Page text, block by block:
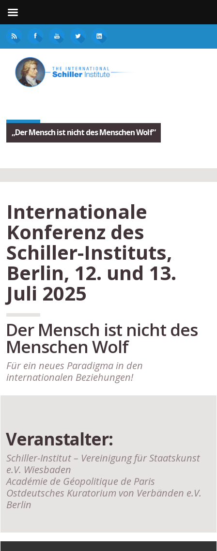
„Der Mensch ist nicht des Menschen Wolf“
Internationale
Konferenz des
Schiller-Instituts,
Berlin, 12. und 13.
Juli 2025
Der Mensch ist nicht des
Menschen Wolf
Für ein neues Paradigma in den
internationalen Beziehungen!
Veranstalter:
Schiller-Institut – Vereinigung für Staatskunst
e.V. Wiesbaden
Académie de Géopolitique de Paris
Ostdeutsches Kuratorium von Verbänden e.V.
Berlin